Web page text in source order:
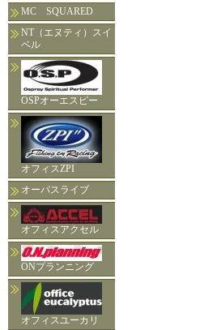
MC SQUARED
NT（エヌティ）スイ
ベル
OSPオーエスピー
オフィスZPI
オーパスライブ
オフィスアクセル
ONプランニング
オフィスユーカリ